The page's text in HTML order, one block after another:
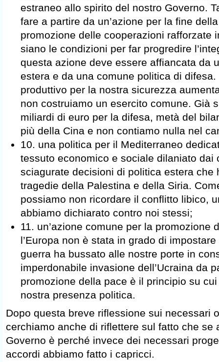
estraneo allo spirito del nostro Governo.
fare a partire da un’azione per la fine
promozione delle cooperazioni rafforzate
siano le condizioni per far progredire
questa azione deve essere affiancata da
estera e da una comune politica di difesa.
produttivo per la nostra sicurezza
non costruiamo un esercito comune. Già
miliardi di euro per la difesa, metà del
più della Cina e non contiamo nulla nel
10. una politica per il Mediterraneo
tessuto economico e sociale dilaniato dai
sciagurate decisioni di politica estera che
tragedie della Palestina e della Siria.
possiamo non ricordare il conflitto libico,
abbiamo dichiarato contro noi stessi;
11. un’azione comune per la promozione
l’Europa non è stata in grado di
guerra ha bussato alle nostre porte in
imperdonabile invasione dell’Ucraina da
promozione della pace è il principio su
nostra presenza politica.
Dopo questa breve riflessione sui necessari
cerchiamo anche di riflettere sul fatto che se
Governo è perché invece dei necessari
accordi abbiamo fatto i capricci.